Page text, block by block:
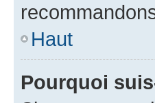
Haut
Pourquoi